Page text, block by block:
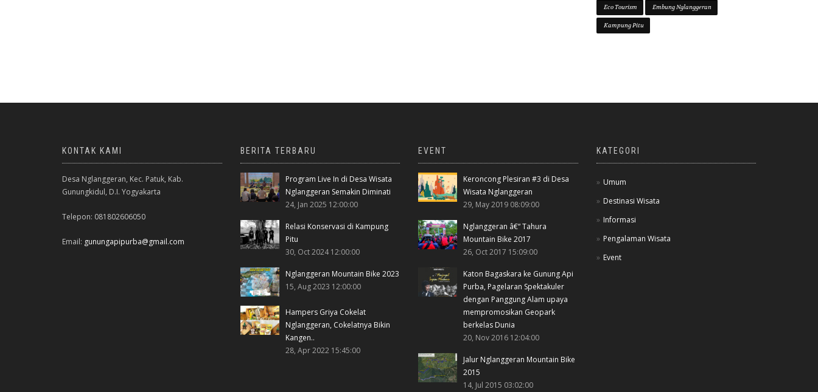
Eco Tourism Embung Nglanggeran
Kampung Pitu
KONTAK KAMI
Desa Nglanggeran, Kec. Patuk, Kab.
Gunungkidul, D.I. Yogyakarta
Telepon: 081802606050
Email: gunungapipurba@gmail.com
BERITA TERBARU
Program Live In di Desa Wisata
Nglanggeran Semakin Diminati
24, Jan 2025 12:00:00
Relasi Konservasi di Kampung
Pitu
30, Oct 2024 12:00:00
Nglanggeran Mountain Bike 2023
15, Aug 2023 12:00:00
Hampers Griya Cokelat
Nglanggeran, Cokelatnya Bikin
Kangen..
28, Apr 2022 15:45:00
EVENT
Keroncong Plesiran #3 di Desa
Wisata Nglanggeran
29, May 2019 08:09:00
Nglanggeran â€“ Tahura
Mountain Bike 2017
26, Oct 2017 15:09:00
Katon Bagaskara ke Gunung Api
Purba, Pagelaran Spektakuler
dengan Panggung Alam upaya
mempromosikan Geopark
berkelas Dunia
20, Nov 2016 12:04:00
Jalur Nglanggeran Mountain Bike
2015
14, Jul 2015 03:02:00
KATEGORI
Umum
Destinasi Wisata
Informasi
Pengalaman Wisata
Event